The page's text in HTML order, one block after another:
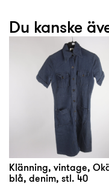
Du kanske
Klänning, vintage,
blå, denim, stl. 40